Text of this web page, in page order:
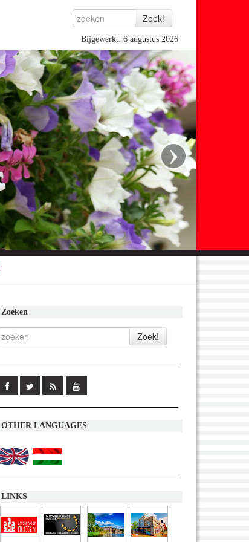
Bijgewerkt: 6 augustus 2026
›
Zoeken
OTHER LANGUAGES
LINKS